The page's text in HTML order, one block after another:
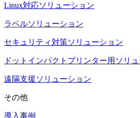
Linux対応ソリューション
ラベルソリューション
セキュリティ対策ソリューション
ドットインパクトプリンター用ソリ
遠隔支援ソリューション
その他
導入事例